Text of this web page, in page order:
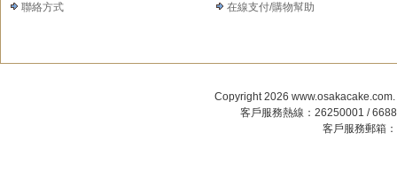
聯絡方式
在線支付/購物幫助
Copyright 2026 www.osakacake.com.
客戶服務熱線：26250001 /
客戶服務郵箱：